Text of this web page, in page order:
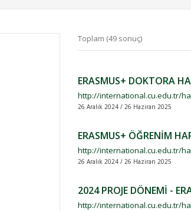
Toplam (49 sonuç)
ERASMUS+ DOKTORA
http://international.cu.edu.tr/
26 Aralık 2024 / 26 Haziran 2025
ERASMUS+ ÖĞRENİM
http://international.cu.edu.tr/
26 Aralık 2024 / 26 Haziran 2025
2024 PROJE DÖNEMİ -
http://international.cu.edu.tr/